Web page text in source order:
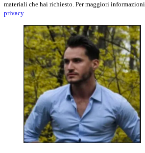
materiali che hai richiesto. Per maggiori
privacy.